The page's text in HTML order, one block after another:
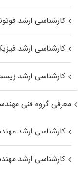
کارشناسی ارشد
کارشناسی ارشد
کارشناسی ارشد
معرفی گروه فنی
کارشناسی ارشد
کارشناسی ارشد